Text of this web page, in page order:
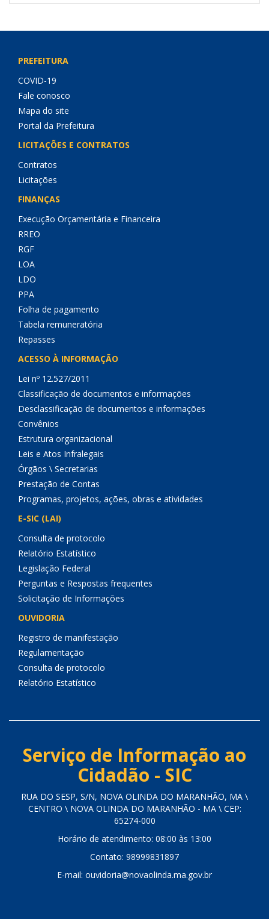
PREFEITURA
COVID-19
Fale conosco
Mapa do site
Portal da Prefeitura
LICITAÇÕES E CONTRATOS
Contratos
Licitações
FINANÇAS
Execução Orçamentária e Financeira
RREO
RGF
LOA
LDO
PPA
Folha de pagamento
Tabela remuneratória
Repasses
ACESSO À INFORMAÇÃO
Lei nº 12.527/2011
Classificação de documentos e informações
Desclassificação de documentos e informações
Convênios
Estrutura organizacional
Leis e Atos Infralegais
Órgãos \ Secretarias
Prestação de Contas
Programas, projetos, ações, obras e atividades
E-SIC (LAI)
Consulta de protocolo
Relatório Estatístico
Legislação Federal
Perguntas e Respostas frequentes
Solicitação de Informações
OUVIDORIA
Registro de manifestação
Regulamentação
Consulta de protocolo
Relatório Estatístico
Serviço de Informação ao
Cidadão - SIC
RUA DO SESP, S/N, NOVA OLINDA DO MARANHÃO, MA \
CENTRO \ NOVA OLINDA DO MARANHÃO - MA \ CEP:
65274-000
Horário de atendimento: 08:00 às 13:00
Contato: 98999831897
E-mail: ouvidoria@novaolinda.ma.gov.br